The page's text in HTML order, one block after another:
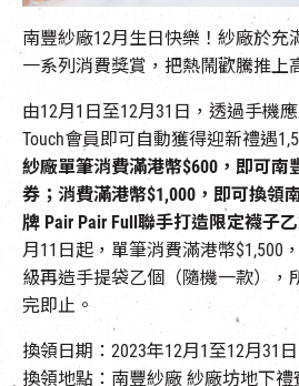
南豐紗廠12月生日快樂！紗廠於充
一系列消費獎賞，把熱鬧歡騰推上
由12月1日至12月31日，透過手機
Touch會員即可自動獲得迎新禮遇
紗廠單筆消費滿港幣$600，即可南
券；消費滿港幣$1,000，即可換領
牌 Pair Pair Full聯手打造限定襪子
月11日起，單筆消費滿港幣$1,500
級再造手提袋乙個（隨機一款），
完即止。
換領日期：2023年12月1至12月31日
換領地點：南豐紗廠 紗廠坊地下禮